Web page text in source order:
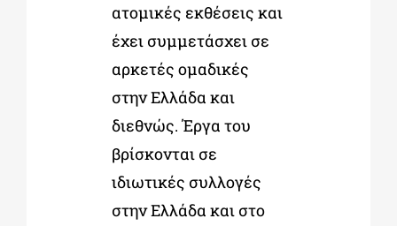
ατομικές εκθέσεις και
έχει συμμετάσχει σε
αρκετές ομαδικές
στην Ελλάδα και
διεθνώς. Έργα του
βρίσκονται σε
ιδιωτικές συλλογές
στην Ελλάδα και στο